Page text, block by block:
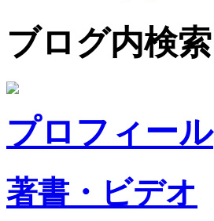
ブログ内検索
プロフィール
著書・ビデオ